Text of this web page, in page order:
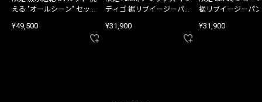
える "オールシーン" セット
¥49,500
ディゴ 裾リブイージーパン
¥31,900
裾リブイージーパ
¥31,900